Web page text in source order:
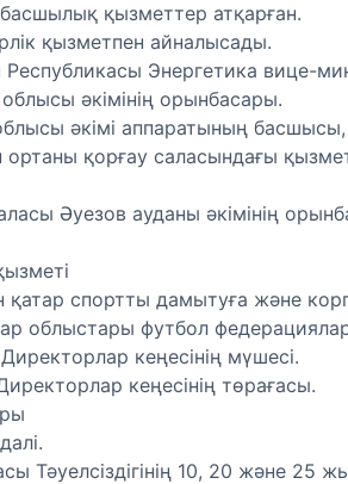
қызметтер атқарған.
қызметпен айналысады.
Энергетика вице-
әкімінің орынбасары.
әкімі аппаратының басшысы,
қорғау саласындағы
Әуезов ауданы әкімінің
спортты дамытуға және
облыстары футбол
кеңесінің мүшесі.
кеңесінің төрағасы.
Тәуелсіздігінің 10, 20 және